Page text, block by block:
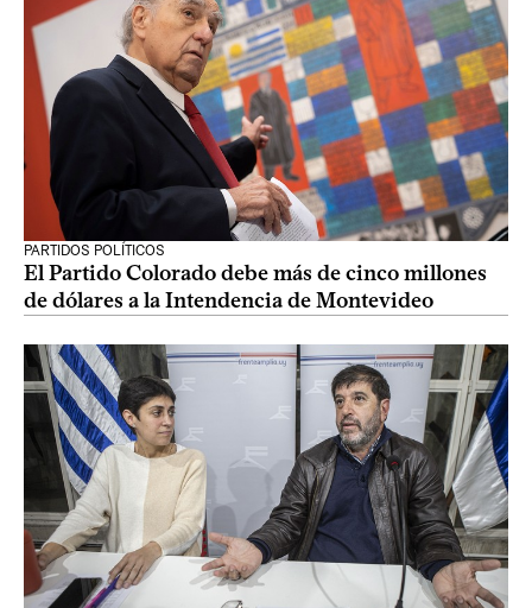
PARTIDOS POLÍTICOS
El Partido Colorado debe más de cinco millones
de dólares a la Intendencia de Montevideo